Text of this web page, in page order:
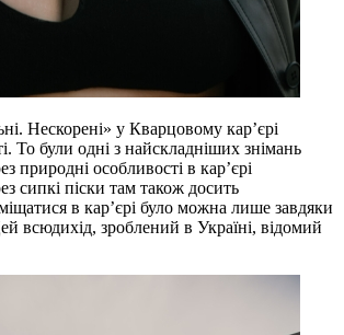
Нескорені» у Кварцовому кар’єрі
То були одні з найскладніших знімань
природні особливості в кар’єрі
сипкі піски там також досить
в кар’єрі було можна лише завдяки
всюдихід, зроблений в Україні, відомий